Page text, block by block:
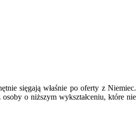
sięgają właśnie po oferty z Niemiec.
o niższym wykształceniu, które nie